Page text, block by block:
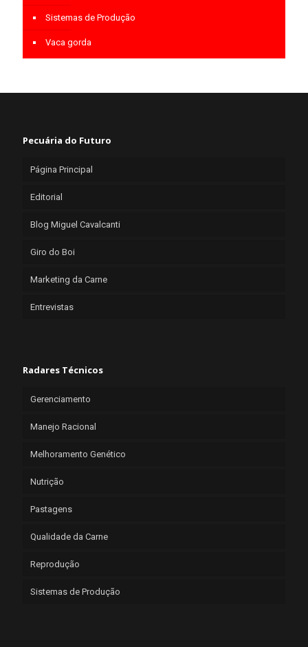
Sistemas de Produção
Vaca gorda
Pecuária do Futuro
Página Principal
Editorial
Blog Miguel Cavalcanti
Giro do Boi
Marketing da Carne
Entrevistas
Radares Técnicos
Gerenciamento
Manejo Racional
Melhoramento Genético
Nutrição
Pastagens
Qualidade da Carne
Reprodução
Sistemas de Produção